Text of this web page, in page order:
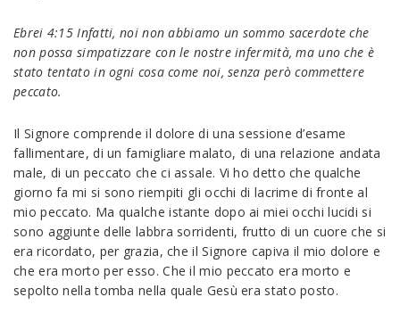
Ebrei 4:15 Infatti, noi non abbiamo un sommo sacerdote che
non possa simpatizzare con le nostre infermità, ma uno che è
stato tentato in ogni cosa come noi, senza però commettere
peccato.
Il Signore comprende il dolore di una sessione d’esame
fallimentare, di un famigliare malato, di una relazione andata
male, di un peccato che ci assale. Vi ho detto che qualche
giorno fa mi si sono riempiti gli occhi di lacrime di fronte al
mio peccato. Ma qualche istante dopo ai miei occhi lucidi si
sono aggiunte delle labbra sorridenti, frutto di un cuore che si
era ricordato, per grazia, che il Signore capiva il mio dolore e
che era morto per esso. Che il mio peccato era morto e
sepolto nella tomba nella quale Gesù era stato posto.